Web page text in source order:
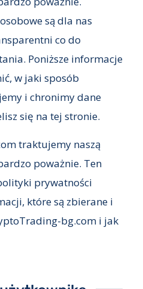
są dla nas
co do
Poniższe informacje
w jaki sposób
i chronimy dane
się na tej stronie.
traktujemy naszą
poważnie. Ten
prywatności
które są zbierane i
bg.com i jak